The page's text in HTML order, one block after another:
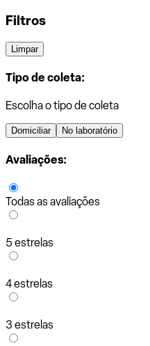
Filtros
Limpar
Tipo de coleta:
Escolha o tipo de coleta
Domiciliar No laboratório
Avaliações:
Todas as avaliações
5 estrelas
4 estrelas
3 estrelas